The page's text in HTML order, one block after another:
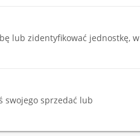
lub zidentyfikować jednostkę, w
swojego sprzedać lub